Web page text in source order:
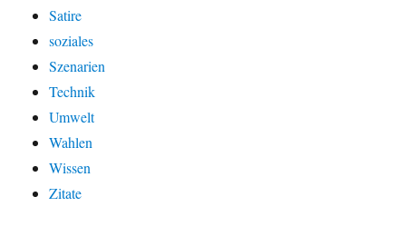
Satire
soziales
Szenarien
Technik
Umwelt
Wahlen
Wissen
Zitate